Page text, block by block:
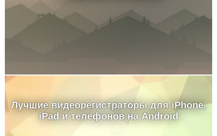
Лучшие видеорегистраторы для iPhone,
iPad и телефонов на Android